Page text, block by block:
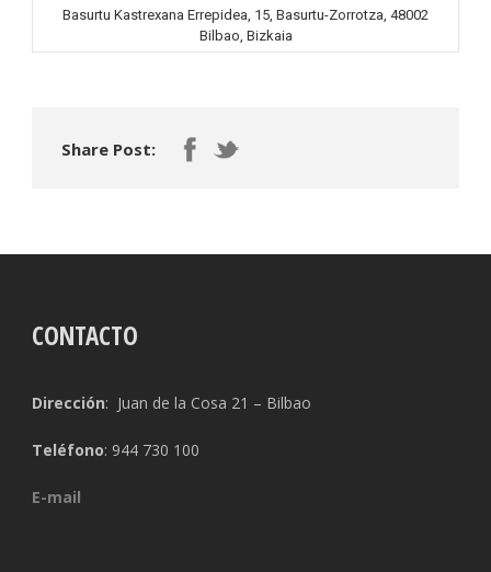
Basurtu Kastrexana Errepidea, 15, Basurtu-Zorrotza, 48002
Bilbao, Bizkaia
Share Post:
CONTACTO
Dirección: Juan de la Cosa 21 – Bilbao
Teléfono: 944 730 100
E-mail